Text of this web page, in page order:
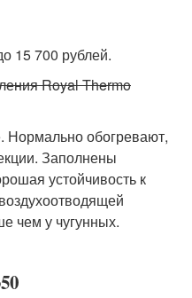
15 700 рублей.
Royal Thermo
Нормально обогревают,
Заполнены
устойчивость к
чем у чугунных.